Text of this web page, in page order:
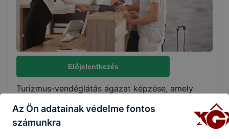
3 év
Választható szakmairányok:
Nem válaszható
KKK letöltése (pdf)
PTT letöltése (pdf)
Előjelentkezés
Turizmus-vendéglátás ágazat képzése, amely
szakképzettség megszerzésével zárul. A panziós-
fogadós feladatai rendkívül szerteágazóak, hiszen
a szakma óriási fejlődésen ment és megy
Az Ön adatainak védelme fontos
számunkra